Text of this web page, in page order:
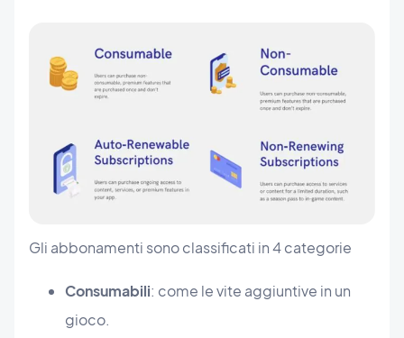
Gli abbonamenti sono classificati in 4 categorie
Consumabili: come le vite aggiuntive in un
gioco.